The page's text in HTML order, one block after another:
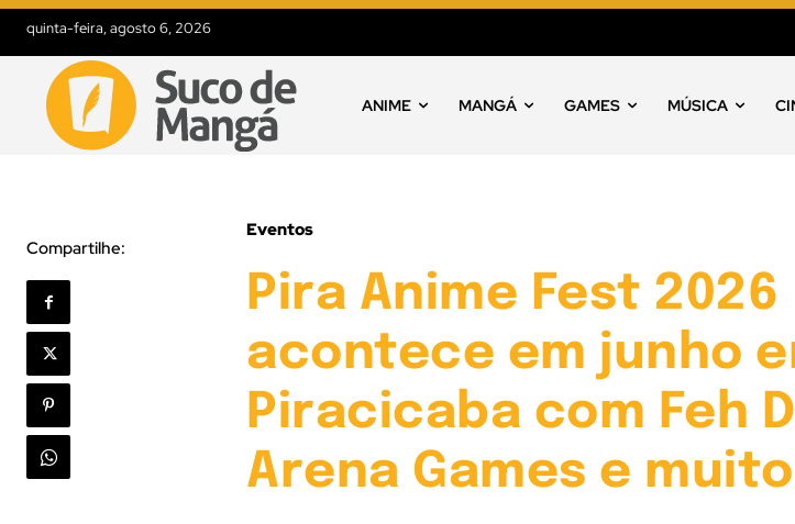
quinta-feira, agosto 6, 2026
ANIME MANGÁ GAMES MÚSICA
Compartilhe:
Eventos
Pira Anime Fest 2026
acontece em junho
Piracicaba com Feh
Arena Games e